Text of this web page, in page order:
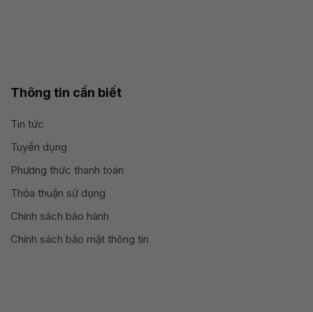
Thông tin cần biết
Tin tức
Tuyển dụng
Phương thức thanh toán
Thỏa thuận sử dụng
Chính sách bảo hành
Chính sách bảo mật thông tin